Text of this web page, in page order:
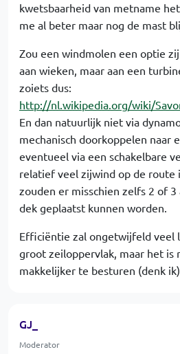
kwetsbaarheid van metname
me al beter maar nog de mast
Zou een windmolen een optie
aan wieken, maar aan een
zoiets dus:
http://nl.wikipedia.org/wiki/
En dan natuurlijk niet via
mechanisch doorkoppelen naar
eventueel via een schakelbare
relatief veel zijwind op de route
zouden er misschien zelfs 2 of
dek geplaatst kunnen worden.
Efficiëntie zal ongetwijfeld veel
groot zeiloppervlak, maar het is
makkelijker te besturen (denk ik)
GJ_
Moderator